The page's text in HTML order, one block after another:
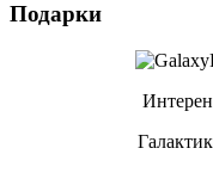
Подарки